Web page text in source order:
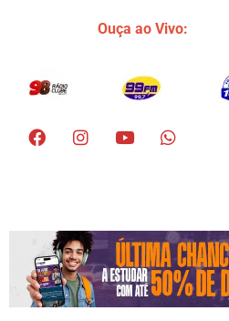
Ouça ao Vivo: